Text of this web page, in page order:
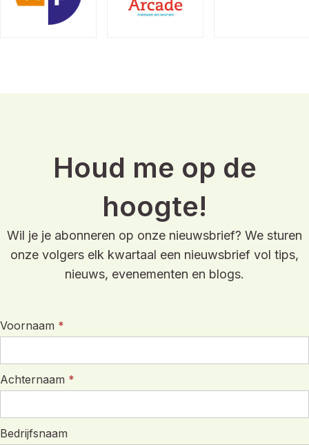
Houd me op de
hoogte!
Wil je je abonneren op onze nieuwsbrief? We sturen
onze volgers elk kwartaal een nieuwsbrief vol tips,
nieuws, evenementen en blogs.
Voornaam *
Achternaam *
Bedrijfsnaam